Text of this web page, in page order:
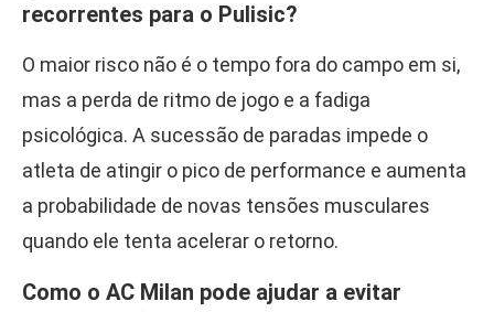
recorrentes para o Pulisic?
O maior risco não é o tempo fora do campo em si,
mas a perda de ritmo de jogo e a fadiga
psicológica. A sucessão de paradas impede o
atleta de atingir o pico de performance e aumenta
a probabilidade de novas tensões musculares
quando ele tenta acelerar o retorno.
Como o AC Milan pode ajudar a evitar